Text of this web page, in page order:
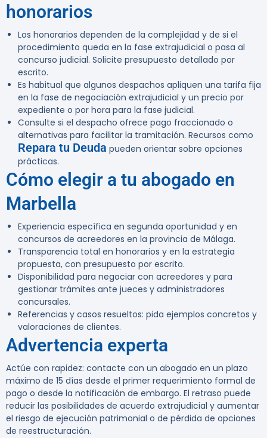
honorarios
Los honorarios dependen de la complejidad y de si el
procedimiento queda en la fase extrajudicial o pasa al
concurso judicial. Solicite presupuesto detallado por
escrito.
Es habitual que algunos despachos apliquen una tarifa fija
en la fase de negociación extrajudicial y un precio por
expediente o por hora para la fase judicial.
Consulte si el despacho ofrece pago fraccionado o
alternativas para facilitar la tramitación. Recursos como
Repara tu Deuda pueden orientar sobre opciones
prácticas.
Cómo elegir a tu abogado en
Marbella
Experiencia específica en segunda oportunidad y en
concursos de acreedores en la provincia de Málaga.
Transparencia total en honorarios y en la estrategia
propuesta, con presupuesto por escrito.
Disponibilidad para negociar con acreedores y para
gestionar trámites ante jueces y administradores
concursales.
Referencias y casos resueltos: pida ejemplos concretos y
valoraciones de clientes.
Advertencia experta
Actúe con rapidez: contacte con un abogado en un plazo
máximo de 15 días desde el primer requerimiento formal de
pago o desde la notificación de embargo. El retraso puede
reducir las posibilidades de acuerdo extrajudicial y aumentar
el riesgo de ejecución patrimonial o de pérdida de opciones
de reestructuración.